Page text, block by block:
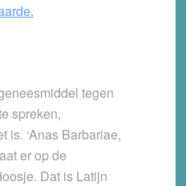
tegen
spreken,
is. ‘Anas Barbariae,
er op de
Dat is Latijn